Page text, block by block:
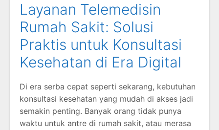
Layanan Telemedisin
Rumah Sakit: Solusi
Praktis untuk Konsultasi
Kesehatan di Era Digital
Di era serba cepat seperti sekarang, kebutuhan
konsultasi kesehatan yang mudah di akses jadi
semakin penting. Banyak orang tidak punya
waktu untuk antre di rumah sakit, atau merasa